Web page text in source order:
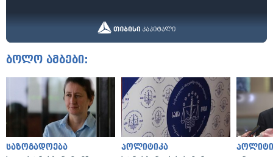
ბოლო ამბები:
საზოგადოება პოლიტიკა